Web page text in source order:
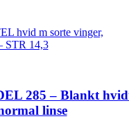
285 – Blankt
linse